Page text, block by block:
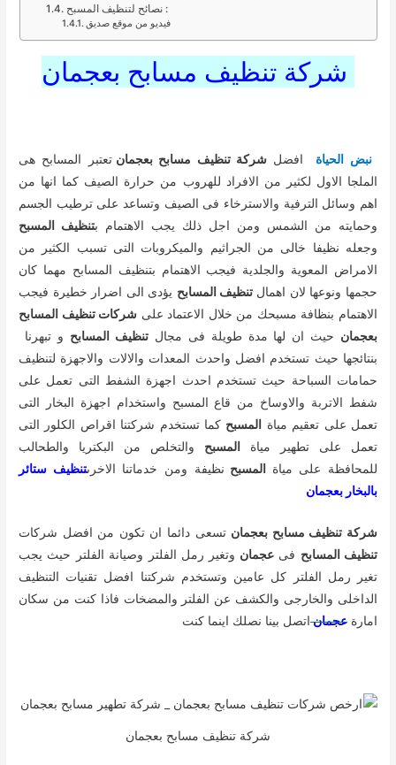
نصائح لتنظيف المسبح :
فيديو من موقع صديق
شركة تنظيف مسابح بعجمان
نبض الحياة افضل شركة تنظيف مسابح بعجمان تعتبر المسابح هى
الملجا الاول لكثير من الافراد للهروب من حرارة الصيف كما انها من
اهم وسائل الترفية والاسترخاء فى الصيف وتساعد على ترطيب الجسم
وحمايته من الشمس ومن اجل ذلك يجب الاهتمام بتنظيف المسبح
وجعله نظيفا خالى من الجراثيم والميكروبات التى تسبب الكثير من
الامراض المعوية والجلدية فيجب الاهتمام بتنظيف المسابح مهما كان
حجمها ونوعها لان اهمال تنظيف المسابح يؤدى الى اضرار خطيرة فيجب
الاهتمام بنظافة مسبحك من خلال الاعتماد على شركات تنظيف المسابح
بعجمان حيث ان لها مدة طويلة فى مجال تنظيف المسابح و تبهرنا
بنتائجها حيث تستخدم افضل واحدث المعدات والالات والاجهزة لتنظيف
حمامات السباحة حيث تستخدم احدث اجهزة الشفط التى تعمل على
شفط الاتربة والاوساخ من قاع المسبح واستخدام اجهزة البخار التى
تعمل على تعقيم مياة
المسبح كما تستخدم شركتنا اقراص الكلور التى
تعمل على تطهير مياة
المسبح والتخلص من البكتريا والطحالب
للمحافظة على مياة المسبح نظيفة ومن خدماتنا الاخرىتنظيف ستائر
بالبخار بعجمان
شركة تنظيف مسابح بعجمان تسعى دائما ان تكون من افضل شركات
تنظيف المسابح فىعجمان وتغير رمل الفلتر وصيانة الفلتر حيث يجب
تغير رمل الفلتر كل عامين وتستخدم شركتنا افضل تقنيات التنظيف
الداخلى والخارجى والكشف عن الفلتر والمضخات فاذا كنت من سكان
امارةعجمان اتصل بينا نصلك اينما كنت
شركة تنظيف مسابح بعجمان